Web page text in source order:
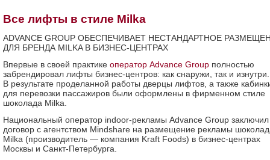
Все лифты в стиле Milka
ADVANCE GROUP ОБЕСПЕЧИВАЕТ НЕСТАНДАРТНОЕ
ДЛЯ БРЕНДА MILKA В БИЗНЕС-ЦЕНТРАХ
Впервые в своей практике оператор Advance Group полностью
забрендировал лифты бизнес-центров: как снаружи, так и изнутри.
В результате проделанной работы дверцы лифтов, а также
для перевозки пассажиров были оформлены в фирменном стиле
шоколада Milka.
Национальный оператор indoor-рекламы Advance Group заключил
договор с агентством Mindshare на размещение рекламы
Milka (производитель — компания Kraft Foods) в бизнес-центрах
Москвы и Санкт-Петербурга.